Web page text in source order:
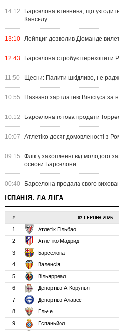
14:12
Барселона впевнена, що
Канселу
13:10 Лейпциг дозволив Діоманде
12:43 Барселона спробує перехопити
11:50 Щесни: Палити шкідливо, не
10:55 Названо зарплатню Вінісіуса за
10:12 Барселона готова продати
10:07 Атлетіко досяг домовленості з
09:15
Флік у захопленні від молодого
основи Барселони
00:40 Барселона продала свого
ІСПАНІЯ. ЛА ЛІГА
# 07 СЕРПНЯ 2026
1 Атлетік Більбао
2
Атлетіко Мадрид
3
Барселона
4
Валенсія
5
Вільярреал
6
Депортіво А-Корунья
7
Депортіво Алавес
8
Ельче
9
Еспаньйол